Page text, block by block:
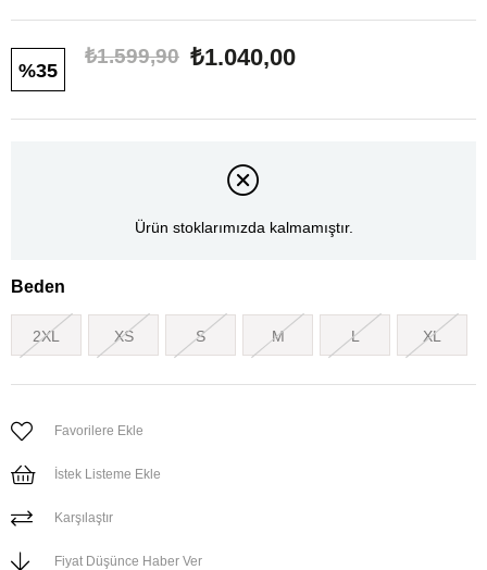
35
₺1.599,90 ₺1.040,00
Ürün stoklarımızda kalmamıştır.
Beden
2XL XS S M L XL
Favorilere Ekle
İstek Listeme Ekle
Karşılaştır
Fiyat Düşünce Haber Ver